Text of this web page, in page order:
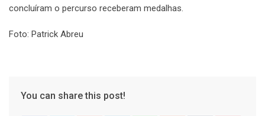
concluíram o percurso receberam medalhas.
Foto: Patrick Abreu
You can share this post!